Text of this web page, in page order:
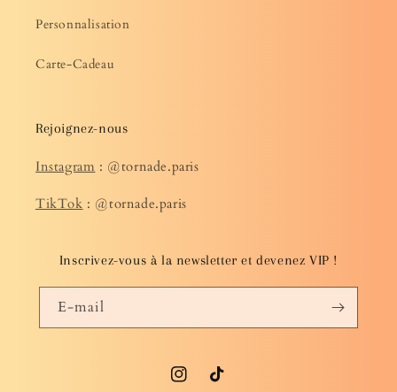
Personnalisation
Carte-Cadeau
Rejoignez-nous
Instagram : @tornade.paris
TikTok : @tornade.paris
Inscrivez-vous à la newsletter et devenez VIP !
E-mail
InstagramTikTok